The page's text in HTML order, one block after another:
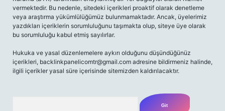
vermektedir. Bu nedenle, sitedeki içerikleri proaktif olarak denetleme
veya araştırma yükümlülüğümüz bulunmamaktadır. Ancak, üyelerimiz
yazdıkları içeriklerin sorumluluğunu taşımakta olup, siteye üye olarak
bu sorumluluğu kabul etmiş sayılırlar.
Hukuka ve yasal düzenlemelere aykırı olduğunu düşündüğünüz
içerikleri, backlinkpanelicomtr@gmail.com adresine bildirmeniz halinde,
ilgili içerikler yasal süre içerisinde sitemizden kaldırılacaktır.